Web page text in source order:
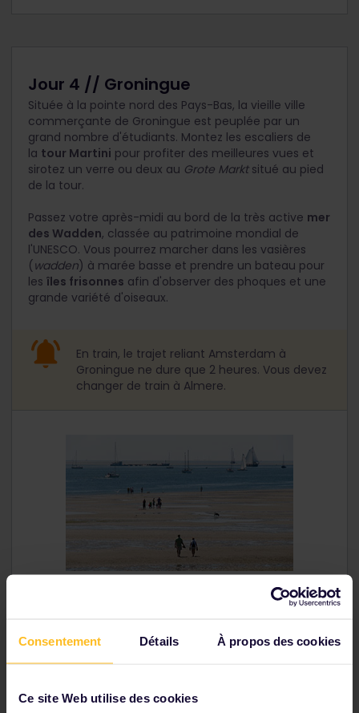
Consentement Détails À propos des cookies
Ce site Web utilise des cookies
Jour 4 // Groningue
Située à la pointe nord des Pays-Bas, la vieille ville
commerçante de Groningue est peuplée par un
grand nombre d'étudiants. Montez les escaliers de
la tour Martini pour profiter des meilleures vues et
sirotez un verre ou deux au Grote Marktsitué au pied
de la tour.
Passez votre après-midi au bord de la très active mer
des Wadden, classée au patrimoine mondial de
l'UNESCO. Vous pourrez marcher dans les vasières
( wadden) à marée basse et prendre un bateau pour
les îles frisonnes afin d'observer des phoques et une
grande variété d'oiseaux.
En train, le trajet reliant Amsterdam à
Groningue ne dure que 2 heures. Vous devez
changer de train à Almere.
Jour 5 // Utrecht
autour de la majestueuseTour de la cathédrale